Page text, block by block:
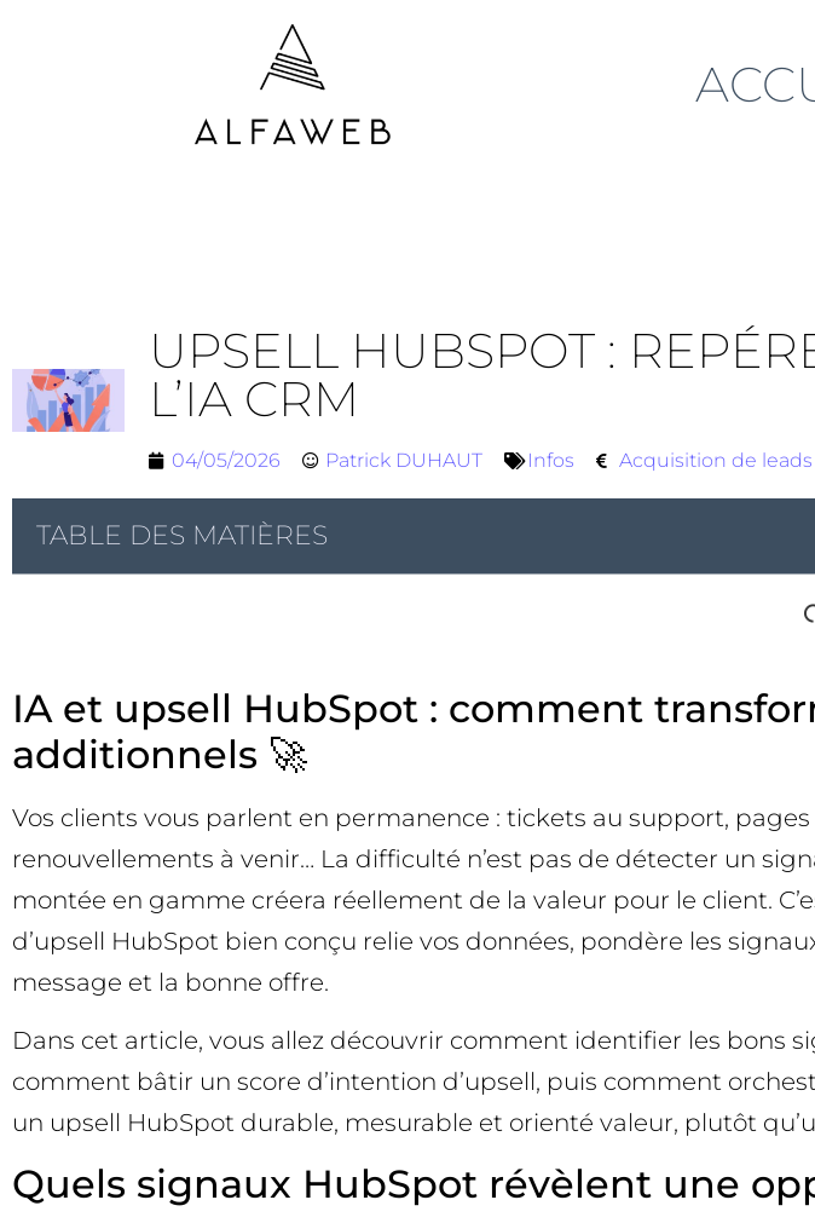
UPSELL HUBSPOT :
L’IA CRM
04/05/2026 Patrick DUHAUT Infos Acquisition de leads
TABLE DES MATIÈRES
IA et upsell HubSpot : comment
additionnels 🚀
Vos clients vous parlent en permanence : tickets au support,
renouvellements à venir… La difficulté n’est pas de détecter un
montée en gamme créera réellement de la valeur pour le client.
d’upsell HubSpot bien conçu relie vos données, pondère les
message et la bonne offre.
Dans cet article, vous allez découvrir comment identifier les bons
comment bâtir un score d’intention d’upsell, puis comment
un upsell HubSpot durable, mesurable et orienté valeur, plutôt
Quels signaux HubSpot révèlent une